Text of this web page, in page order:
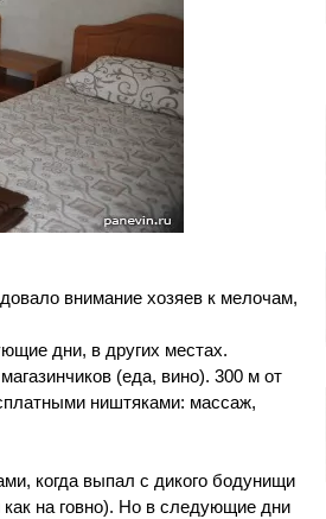
внимание хозяев к мелочам,
дни, в других местах.
(еда, вино). 300 м от
ништяками: массаж,
когда выпал с дикого бодунищи
на говно). Но в следующие дни